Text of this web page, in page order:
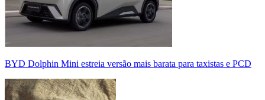
BYD Dolphin Mini estreia versão mais barata para taxistas e PCD